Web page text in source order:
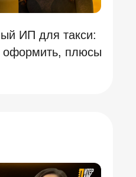
ИП для такси:
оформить, плюсы